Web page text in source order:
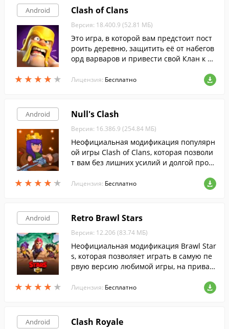
Android
★ ★ ★ ★ ★
★ ★ ★ ★ ★
Clash of Clans
Версия: 18.400.9 (52.81 МБ)
Это игра, в которой вам предстоит пост
роить деревню, защитить её от набегов
орд варваров и привести свой Клан к по
Лицензия: Бесплатно
Android
★ ★ ★ ★ ★
★ ★ ★ ★ ★
Null's Clash
Версия: 16.386.9 (254.84 МБ)
Неофициальная модификация популярн
ой игры Clash of Clans, которая позволи
т вам без лишних усилий и долгой прока
для строительства и тренировки войск.
Лицензия: Бесплатно
Android
★ ★ ★ ★ ★
★ ★ ★ ★ ★
Retro Brawl Stars
Версия: 12.206 (83.74 МБ)
Неофициальная модификация Brawl Star
s, которая позволяет играть в самую пе
рвую версию любимой игры, на приват
Лицензия: Бесплатно
Android Clash Royale